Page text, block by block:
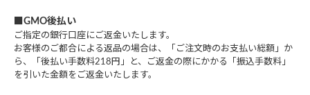
■GMO後払い
ご指定の銀行口座にご返金いたします。
お客様のご都合による返品の場合は、「ご注文時のお支払い総額」か
ら、「後払い手数料218円」と、ご返金の際にかかる「振込手数料」
を引いた金額をご返金いたします。